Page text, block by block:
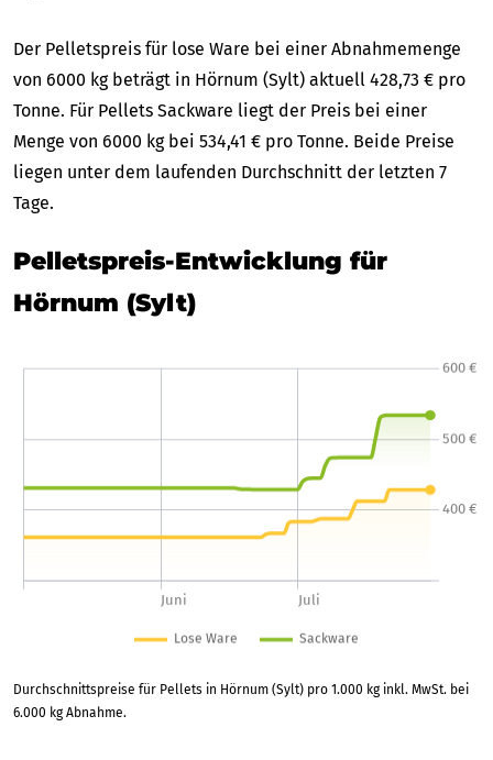
Der Pelletspreis für lose Ware bei einer Abnahmemenge
von 6000 kg beträgt in Hörnum (Sylt) aktuell 428,73 € pro
Tonne. Für Pellets Sackware liegt der Preis bei einer
Menge von 6000 kg bei 534,41 € pro Tonne. Beide Preise
liegen unter dem laufenden Durchschnitt der letzten 7
Tage.
Pelletspreis-Entwicklung für
Hörnum (Sylt)
Durchschnittspreise für Pellets in Hörnum (Sylt) pro 1.000 kg inkl. MwSt. bei
6.000 kg Abnahme.